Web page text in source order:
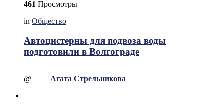
461 Просмотры
in Общество
Автоцистерны для подвоза воды
подготовили в Волгограде
@ Агата Стрельникова